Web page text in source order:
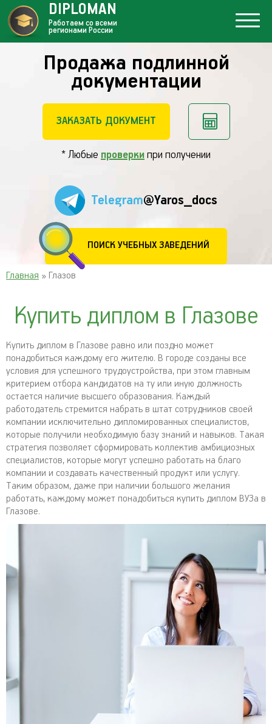
Продажа подлинной
документации
ЗАКАЗАТЬ ДОКУМЕНТ
* Любые проверки при получении
Telegram@Yaros_docs
ПОИСК УЧЕБНЫХ ЗАВЕДЕНИЙ
DIPLOMAN
Работаем со всеми
регионами России
Главная » Глазов
Купить диплом в Глазове
Купить диплом в Глазове равно или поздно может
понадобиться каждому его жителю. В городе созданы все
условия для успешного трудоустройства, при этом главным
критерием отбора кандидатов на ту или иную должность
остается наличие высшего образования. Каждый
работодатель стремится набрать в штат сотрудников своей
компании исключительно дипломированных специалистов,
которые получили необходимую базу знаний и навыков. Такая
стратегия позволяет сформировать коллектив амбициозных
специалистов, которые могут успешно работать на благо
компании и создавать качественный продукт или услугу.
Таким образом, даже при наличии большого желания
работать, каждому может понадобиться купить диплом ВУЗа в
Глазове.